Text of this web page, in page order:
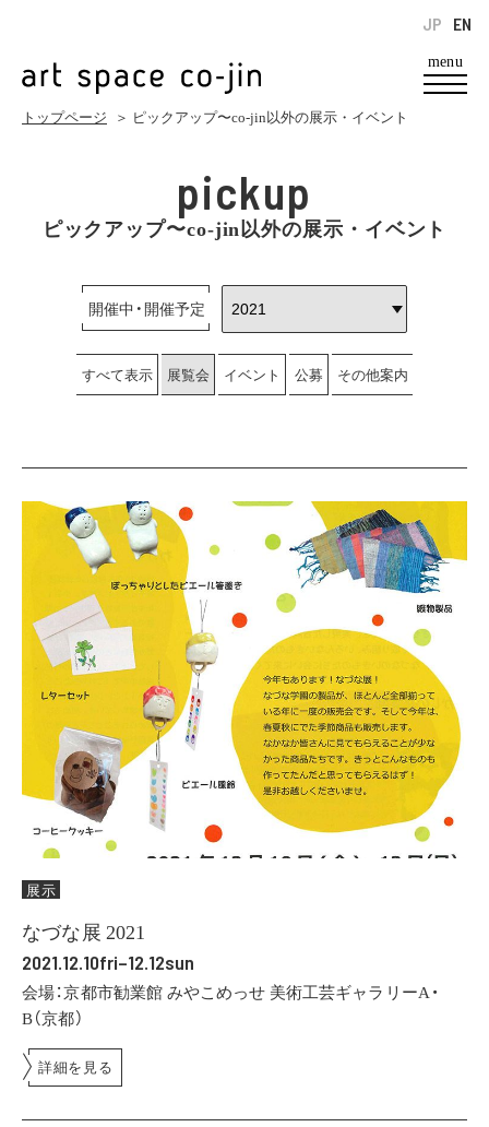
menu
EN
JP
トップページ ＞ ピックアップ〜co-jin以外の展示・イベント
pickup
ピックアップ〜co-jin以外の展示・イベント
開催中・開催予定
すべて表示 展覧会 イベント 公募 その他案内
展示
なづな展 2021
2021.12.10fri–12.12sun
会場：京都市勧業館 みやこめっせ 美術工芸ギャラリーA・
B（京都）
詳細を見る